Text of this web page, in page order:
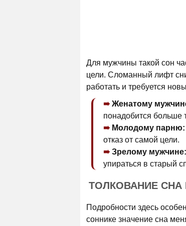
Для мужчины такой сон
цели. Сломанный лифт
работать и требуется
Женатому
понадобится больше
Молодому парню:
отказ от самой цели.
Зрелому мужчине:
упираться в старый
ТОЛКОВАНИЕ
Подробности здесь
соннике значение сна